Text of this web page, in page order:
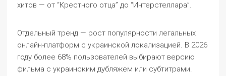
хитов — от “Крестного отца” до “Интерстеллара”.
Отдельный тренд — рост популярности легальных
онлайн-платформ с украинской локализацией. В 2026
году более 68% пользователей выбирают версию
фильма с украинским дубляжем или субтитрами.